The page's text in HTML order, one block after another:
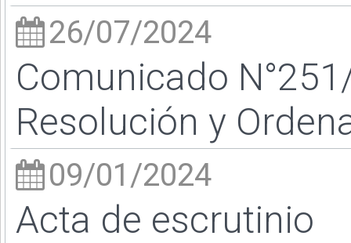
26/07/2024
Comunicado
Resolución y
09/01/2024
Acta de escrutinio